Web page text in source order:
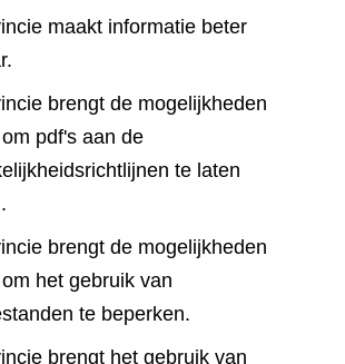
maakt informatie beter
brengt de mogelijkheden
pdf's aan de
te laten
brengt de mogelijkheden
het gebruik van
te beperken.
brengt het gebruik van